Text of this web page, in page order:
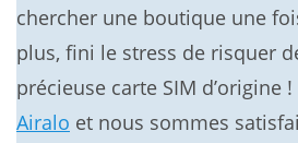
chercher une boutique une
plus, fini le stress de risquer
précieuse carte SIM d’origine
Airalo et nous sommes